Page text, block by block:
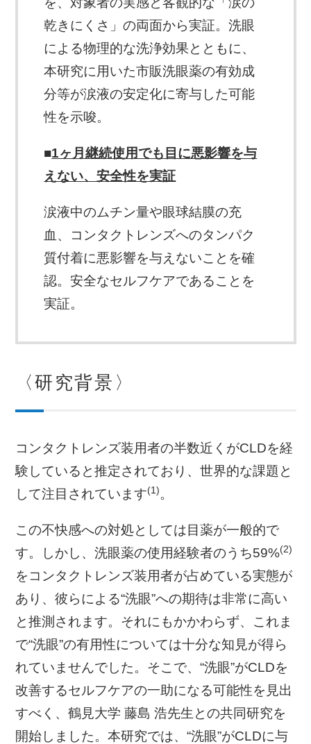
乾きにくさ」の両面から実証。洗眼
による物理的な洗浄効果とともに、
本研究に用いた市販洗眼薬の有効成
分等が涙液の安定化に寄与した可能
性を示唆。
■1ヶ月継続使用でも目に悪影響を与
えない、安全性を実証
涙液中のムチン量や眼球結膜の充
血、コンタクトレンズへのタンパク
質付着に悪影響を与えないことを確
認。安全なセルフケアであることを
実証。
〈研究背景〉
コンタクトレンズ装用者の半数近くがCLDを経
験していると推定されており、世界的な課題と
して注目されています(1)。
この不快感への対処としては目薬が一般的で
す。しかし、洗眼薬の使用経験者のうち59%(2)
をコンタクトレンズ装用者が占めている実態が
あり、彼らによる“洗眼”への期待は非常に高い
と推測されます。それにもかかわらず、これま
で“洗眼”の有用性については十分な知見が得ら
れていませんでした。そこで、“洗眼”がCLDを
改善するセルフケアの一助になる可能性を見出
すべく、鶴見大学 藤島 浩先生との共同研究を
開始しました。本研究では、“洗眼”がCLDに与